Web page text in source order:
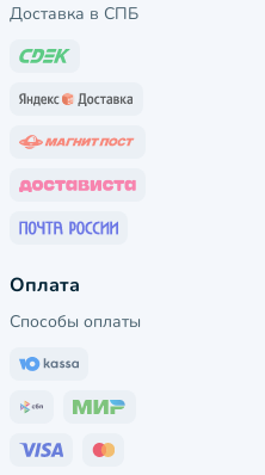
Доставка в СПБ
Оплата
Способы оплаты